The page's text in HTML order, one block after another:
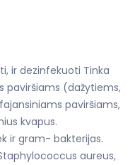
ir dezinfekuoti Tinka
paviršiams (dažytiems,
paviršiams,
kvapus.
ir gram- bakterijas.
aureus,